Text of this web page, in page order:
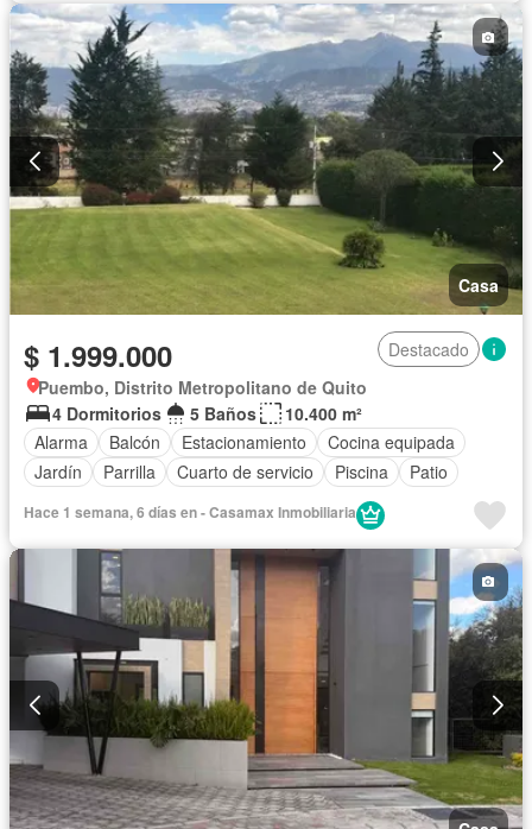
Parrilla
Jardín Garita de guardianía
Gimnasio
Seguridad
Sin amoblar
Casa
$ 1.999.000
Destacado
Puembo, Distrito Metropolitano de Quito
4 Dormitorios
5 Baños
10.400 m²
Alarma
Balcón Estacionamiento
Cocina equipada
Jardín
Parrilla Cuarto de servicio Piscina Patio
Hace 1 semana, 6 días en - Casamax Inmobiliaria